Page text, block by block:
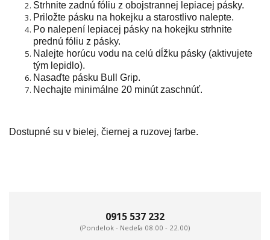
Strhnite zadnú fóliu z obojstrannej lepiacej pásky.
Priložte pásku na hokejku a starostlivo nalepte.
Po nalepení lepiacej pásky na hokejku strhnite
prednú fóliu z pásky.
Nalejte horúcu vodu na celú dĺžku pásky (aktivujete
tým lepidlo).
Nasaďte pásku Bull Grip.
Nechajte minimálne 20 minút zaschnúť.
Dostupné su v bielej, čiernej a ruzovej farbe.
0915 537 232
(Pondelok - Nedeľa 08.00 - 22.00)